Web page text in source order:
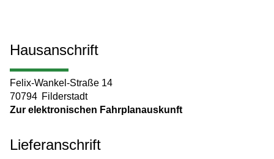
Hausanschrift
Felix-Wankel-Straße 14
70794 Filderstadt
Zur elektronischen Fahrplanauskunft
Lieferanschrift